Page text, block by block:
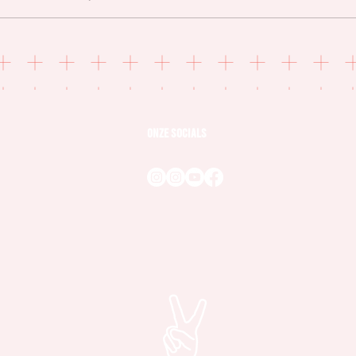
intiem portret van omgekomen
zoon
en